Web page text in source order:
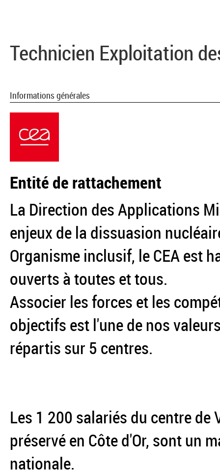
Technicien Exploitation
Informations générales
Entité de rattachement
La Direction des Applications
enjeux de la dissuasion
Organisme inclusif, le CEA est
ouverts à toutes et tous.
Associer les forces et les
objectifs est l'une de nos
répartis sur 5 centres.
Les 1 200 salariés du centre
préservé en Côte d'Or, sont un
nationale.